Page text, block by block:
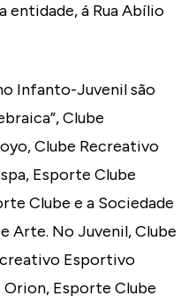
entidade, á Rua Abílio
Infanto-Juvenil são
Clube
Clube Recreativo
Esporte Clube
Clube e a Sociedade
Arte. No Juvenil, Clube
Esportivo
Esporte Clube